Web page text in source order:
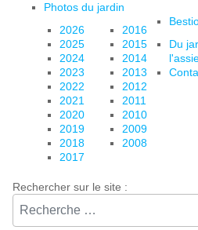
Photos du jardin
2026
2025
2024
2023
2022
2021
2020
2019
2018
2017
2016
2015
2014
2013
2012
2011
2010
2009
2008
Du
Rechercher sur le site :⠀